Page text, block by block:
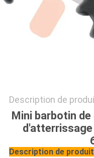
POLICY
Description de
Mini barbotin
d'atterrissage
Description de produit